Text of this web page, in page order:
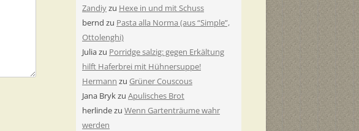
Zandiyzu Hexe in und mit Schuss
bernd zu Pasta alla Norma (aus “Simple”,
Ottolenghi)
Juliazu Porridge salzig: gegen Erkältung
hilft Haferbrei mit Hühnersuppe!
Hermann zu Grüner Couscous
Jana Brykzu Apulisches Brot
herlindezu Wenn Gartenträume wahr
werden